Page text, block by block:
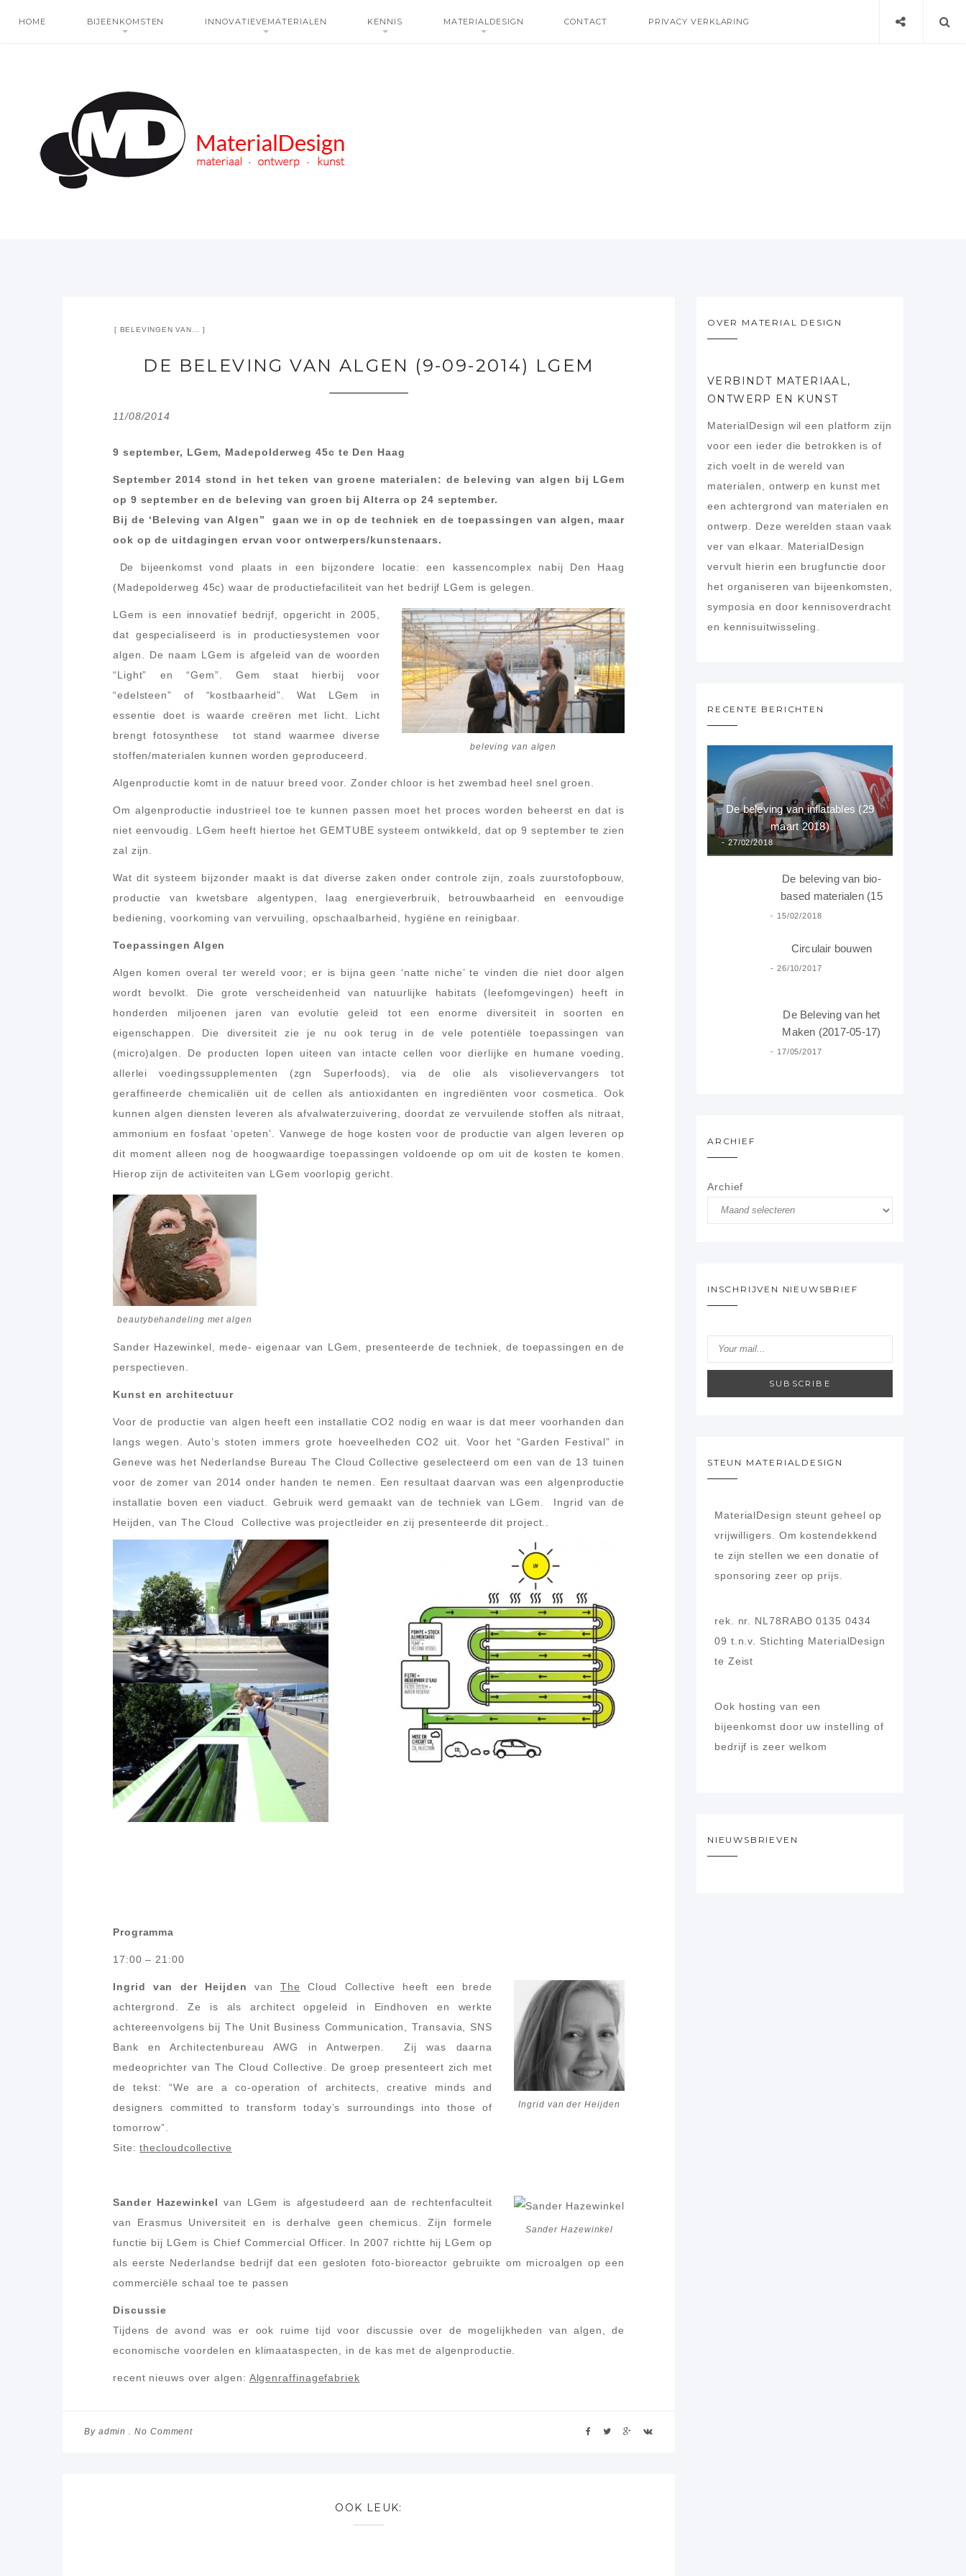
HOME BIJEENKOMSTEN INNOVATIEVEMATERIALEN KENNIS MATERIALDESIGN CONTACT PRIVACY VERKLARING
BELEVINGEN VAN...
DE BELEVING VAN ALGEN (9-09-2014) LGEM
11/08/2014
9 september, LGem, Madepolderweg 45c te Den Haag
September 2014 stond in het teken van groene materialen: de beleving van algen bij LGem
op 9 september en de beleving van groen bij Alterra op 24 september.
Bij de ‘Beleving van Algen” gaan we in op de techniek en de toepassingen van algen, maar
ook op de uitdagingen ervan voor ontwerpers/kunstenaars.
De bijeenkomst vond plaats in een bijzondere locatie: een kassencomplex nabij Den Haag
(Madepolderweg 45c) waar de productiefaciliteit van het bedrijf LGem is gelegen.
beleving van algen
LGem is een innovatief bedrijf, opgericht in 2005,
dat gespecialiseerd is in productiesystemen voor
algen. De naam LGem is afgeleid van de woorden
“Light” en “Gem”. Gem staat hierbij voor
“edelsteen” of “kostbaarheid”. Wat LGem in
essentie doet is waarde creëren met licht. Licht
brengt fotosynthese tot stand waarmee diverse
stoffen/materialen kunnen worden geproduceerd.
Algenproductie komt in de natuur breed voor. Zonder chloor is het zwembad heel snel groen.
Om algenproductie industrieel toe te kunnen passen moet het proces worden beheerst en dat is
niet eenvoudig. LGem heeft hiertoe het GEMTUBE systeem ontwikkeld, dat op 9 september te zien
zal zijn.
Wat dit systeem bijzonder maakt is dat diverse zaken onder controle zijn, zoals zuurstofopbouw,
productie van kwetsbare algentypen, laag energieverbruik, betrouwbaarheid en eenvoudige
bediening, voorkoming van vervuiling, opschaalbarheid, hygiëne en reinigbaar.
Toepassingen Algen
Algen komen overal ter wereld voor; er is bijna geen ‘natte niche’ te vinden die niet door algen
wordt bevolkt. Die grote verscheidenheid van natuurlijke habitats (leefomgevingen) heeft in
honderden miljoenen jaren van evolutie geleid tot een enorme diversiteit in soorten en
eigenschappen. Die diversiteit zie je nu ook terug in de vele potentiële toepassingen van
(micro)algen. De producten lopen uiteen van intacte cellen voor dierlijke en humane voeding,
allerlei voedingssupplementen (zgn Superfoods), via de olie als visolievervangers tot
geraffineerde chemicaliën uit de cellen als antioxidanten en ingrediënten voor cosmetica. Ook
kunnen algen diensten leveren als afvalwaterzuivering, doordat ze vervuilende stoffen als nitraat,
ammonium en fosfaat ‘opeten’. Vanwege de hoge kosten voor de productie van algen leveren op
dit moment alleen nog de hoogwaardige toepassingen voldoende op om uit de kosten te komen.
Hierop zijn de activiteiten van LGem voorlopig gericht.
beautybehandeling met algen
Sander Hazewinkel, mede- eigenaar van LGem, presenteerde de techniek, de toepassingen en de
perspectieven.
Kunst en architectuur
Voor de productie van algen heeft een installatie CO2 nodig en waar is dat meer voorhanden dan
langs wegen. Auto’s stoten immers grote hoeveelheden CO2 uit. Voor het “Garden Festival” in
Geneve was het Nederlandse Bureau The Cloud Collective geselecteerd om een van de 13 tuinen
voor de zomer van 2014 onder handen te nemen. Een resultaat daarvan was een algenproductie
installatie boven een viaduct. Gebruik werd gemaakt van de techniek van LGem. Ingrid van de
Heijden, van The Cloud Collective was projectleider en zij presenteerde dit project..
Programma
17:00 – 21:00
Ingrid van der Heijden
Ingrid van der Heijden van The
Cloud Collective heeft een brede
achtergrond. Ze is als architect opgeleid in Eindhoven en werkte
achtereenvolgens bij The Unit Business Communication, Transavia, SNS
Bank en Architectenbureau AWG in Antwerpen. Zij was daarna
medeoprichter van The Cloud Collective. De groep presenteert zich met
de tekst: “We are a co-operation of architects, creative minds and
designers committed to transform today’s surroundings into those of
tomorrow”.
Site:thecloudcollective
Sander Hazewinkel
Sander Hazewinkel van LGem is afgestudeerd aan de rechtenfaculteit
van Erasmus Universiteit en is derhalve geen chemicus. Zijn formele
functie bij LGem is Chief Commercial Officer. In 2007 richtte hij LGem op
als eerste Nederlandse bedrijf dat een gesloten foto-bioreactor gebruikte om microalgen op een
commerciële schaal toe te passen
Discussie
Tijdens de avond was er ook ruime tijd voor discussie over de mogelijkheden van algen, de
economische voordelen en klimaataspecten, in de kas met de algenproductie.
recent nieuws over algen: Algenraffinagefabriek
By admin No Comment
OOK LEUK:
OVER MATERIAL DESIGN
VERBINDT MATERIAAL,
ONTWERP EN KUNST
MaterialDesign wil een platform zijn
voor een ieder die betrokken is of
zich voelt in de wereld van
materialen, ontwerp en kunst met
een achtergrond van materialen en
ontwerp. Deze werelden staan vaak
ver van elkaar. MaterialDesign
vervult hierin een brugfunctie door
het organiseren van bijeenkomsten,
symposia en door kennisoverdracht
en kennisuitwisseling.
RECENTE BERICHTEN
De beleving van inflatables (29
maart 2018)
27/02/2018
De beleving van bio-
based materialen (15
februari 2018)
15/02/2018
Circulair bouwen
26/10/2017
De Beleving van het
Maken (2017-05-17)
17/05/2017
ARCHIEF
Archief
INSCHRIJVEN NIEUWSBRIEF
SUBSCRIBE
STEUN MATERIALDESIGN
MaterialDesign steunt geheel op
vrijwilligers.
Om kostendekkend
te zijn stellen we een donatie of
sponsoring zeer op prijs.
rek. nr. NL78RABO 0135 0434
09 t.n.v. Stichting MaterialDesign
te Zeist
Ook hosting van een
bijeenkomst door uw instelling of
bedrijf is zeer welkom
NIEUWSBRIEVEN